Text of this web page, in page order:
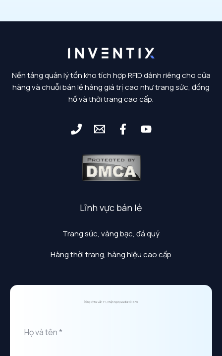
Nền tảng quản lý tồn kho tích hợp RFID dành riêng cho cửa
hàng và chuỗi bán lẻ hàng giá trị cao như trang sức, đồng
hồ và thời trang cao cấp.
Lĩnh vực bán lẻ
Trang sức, vàng bạc, đá quý
Hàng thời trang, hàng hiệu cao cấp
Đăng ký tư vấn 1-1, nhận ngay ưu đãi tới 47%